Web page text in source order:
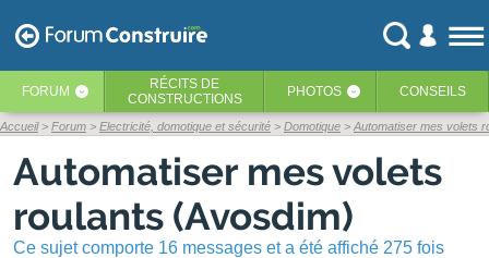
FORUM ‹ RÉCITS DE
CONSTRUCTIONS
PHOTOS ‹ CONSEILS
Accueil Forum Electricité, domotique et sécurité Domotique Automatiser mes volets
Automatiser mes volets
roulants (Avosdim)
Ce sujet comporte 16 messages et a été affiché 275 fois